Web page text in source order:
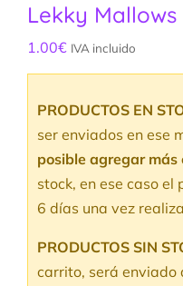
Lekky Mallows
1.00€ IVA incluido
PRODUCTOS EN
ser enviados en ese
posible agregar
stock, en ese caso
6 días una vez
PRODUCTOS SIN
carrito, será enviado